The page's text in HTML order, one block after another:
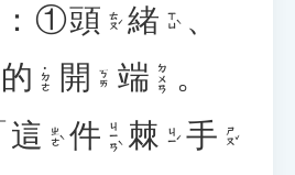
：①頭 ㄊㄡˊ 緒 ㄒㄩˋ 、
的 ˙ㄉㄜ 開 ㄎㄞ 端 ㄉㄨㄢ 。
這 ㄓㄜˋ 件 ㄐㄧㄢˋ 棘 ㄐㄧˊ 手 ㄕㄡˇ